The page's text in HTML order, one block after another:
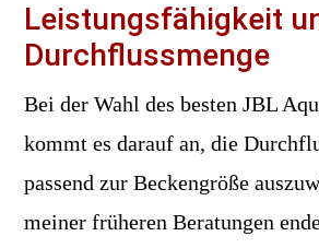
Leistungsfähigkeit
Durchflussmenge
Bei der Wahl des besten JBL
kommt es darauf an, die
passend zur Beckengröße
meiner früheren Beratungen